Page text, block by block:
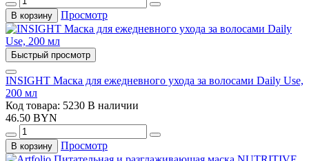
В корзину Просмотр
Быстрый просмотр
INSIGHT Маска для ежедневного ухода за волосами Daily Use,
200 мл
Код товара: 5230 В наличии
46.50 BYN
В корзину Просмотр